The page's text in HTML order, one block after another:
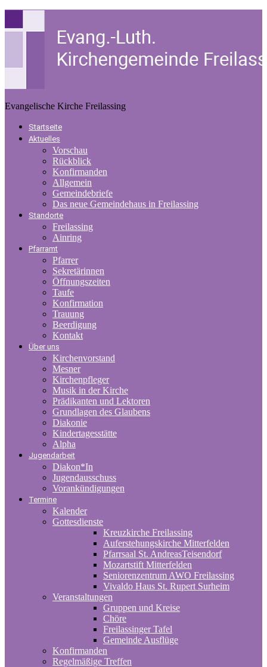
Evangelische Kirche Freilassing
Startseite
Aktuelles
Vorschau
Rückblick
Konfirmanden
Allgemein
Gemeindebriefe
Das neue Gemeindehaus in Freilassing
Standorte
Freilassing
Ainring
Pfarramt
Pfarrer
Sekretärinnen
Öffnungszeiten
Taufe
Konfirmation
Trauung
Beerdigung
Kontakt
Über uns
Kirchenvorstand
Mesner
Kirchenpfleger
Musik in der Kirche
Prädikanten und Lektoren
Grundlagen des Glaubens
Diakonie
Kindertagesstätte
Alpha
Jugendarbeit
Diakon*In
Jugendausschuss
Vorankündigungen
Termine
Kalender
Gottesdienste
Kreuzkirche Freilassing
Auferstehungskirche Mitterfelden
Pfarrsaal St. AndreasTeisendorf
Mozartstift Mitterfelden
Seniorenzentrum AWO Freilassing
Vivaldo Haus St. Rupert Surheim
Veranstaltungen
Gruppen und Kreise
Chöre
Freilassinger Tafel
Gemeinde Ausflüge
Konfirmanden
Regelmäßige Treffen